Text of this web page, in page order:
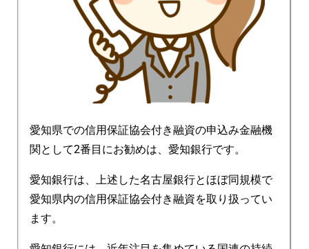
愛知県での信用保証協会付き融資の申込み金融機
関として2番目にお勧めは、愛知銀行です。
愛知銀行は、上述した名古屋銀行とほぼ同規模で
愛知県内の信用保証協会付き融資を取り扱ってい
ます。